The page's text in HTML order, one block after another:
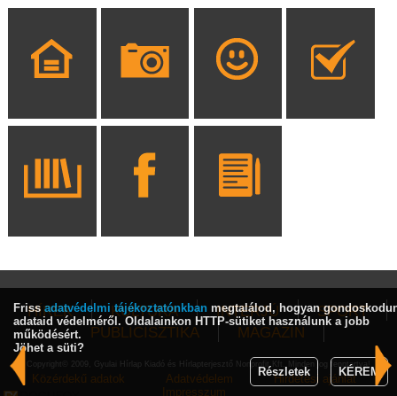
HÍREK KULTÚRA INTERJÚ
SPORT
PUBLICISZTIKA
MAGAZIN
Copyright© 2009, Gyulai Hírlap Kiadó és Hírlapterjesztő Nonprofit Kft. Minden jog fenntartva!
Közérdekű adatok Adatvédelem
Hirdetési ajánlat
Impresszum
Friss adatvédelmi tájékoztatónkban megtalálod, hogyan
adataid védelméről. Oldalainkon HTTP-sütiket használunk a jobb
működésért.
Jöhet a süti?
Részletek
KÉREM